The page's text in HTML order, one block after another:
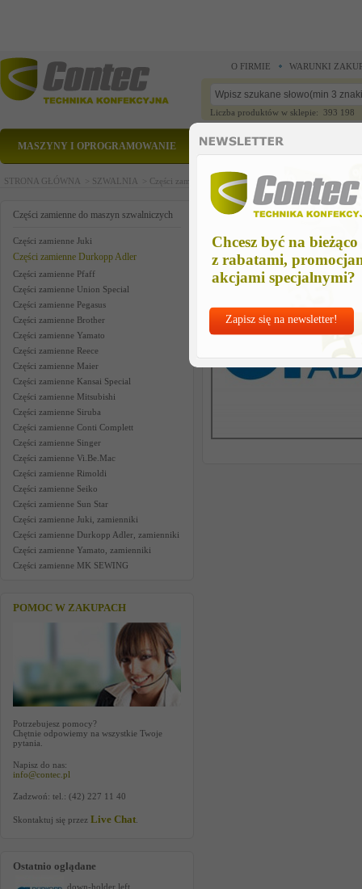
Chcesz być na bieżąco
z rabatami,
akcjami specjalnymi?
Zapisz się na newsletter!
O FIRMIE WARUNKI
Liczba produktów w sklepie: 393 198
MASZYNY I OPROGRAMOWANIE CZĘŚCI ZAMIENNE
STRONA GŁÓWNA > SZWALNIA > Części zamienne do maszyn szwalniczych >Części
Części zamienne do maszyn szwalniczych
Części zamienne Juki
Części zamienne Durkopp Adler
Części zamienne Pfaff
Części zamienne Union Special
Części zamienne Pegasus
Części zamienne Brother
Części zamienne Yamato
Części zamienne Reece
Części zamienne Maier
Części zamienne Kansai Special
Części zamienne Mitsubishi
Części zamienne Siruba
Części zamienne Conti Complett
Części zamienne Singer
Części zamienne Vi.Be.Mac
Części zamienne Rimoldi
Części zamienne Seiko
Części zamienne Sun Star
Części zamienne Juki, zamienniki
Części zamienne Durkopp Adler, zamienniki
Części zamienne Yamato, zamienniki
Części zamienne MK SEWING
POMOC W ZAKUPACH
Potrzebujesz pomocy?
Chętnie odpowiemy na wszystkie Twoje
pytania.
Napisz do nas:
info@contec.pl
Zadzwoń: tel.: (42) 227 11 40
Skontaktuj się przez Live Chat
Ostatnio oglądane
down-holder left
down-holder left